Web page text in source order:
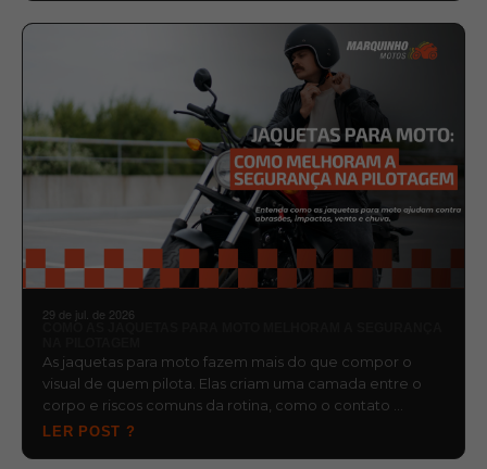
29 de jul. de 2026
As jaquetas para moto fazem mais do que compor o
visual de quem pilota. Elas criam uma camada entre o
corpo e riscos comuns da rotina, como o contato …
LER POST ?